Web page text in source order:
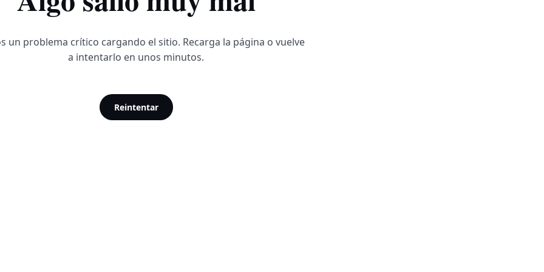
un problema crítico cargando el sitio. Recarga la página o vuelve
a intentarlo en unos minutos.
Reintentar